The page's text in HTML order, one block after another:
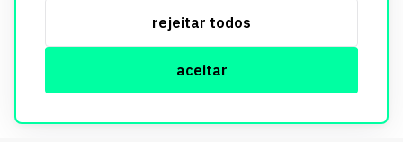
rejeitar todos
aceitar
informações, consulte nossa Política de Privacidade.
© Copyright Imobi Report. Todos os direitos reservados.
Política de privacidade
mobister